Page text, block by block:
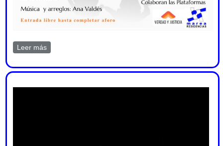
Leer mássobre Residencias: la lucha después de la pandemia.